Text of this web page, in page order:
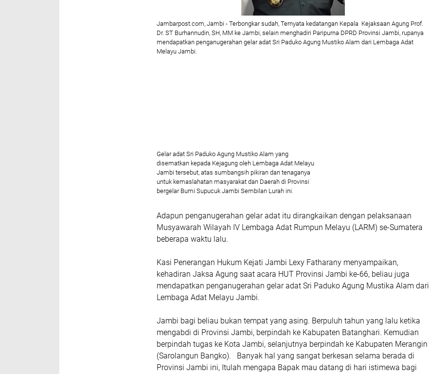
Jambarpost.com, Jambi - Terbongkar sudah, Ternyata kedatangan Kepala Kejaksaan Agung Prof.
Dr. ST Burhannudin, SH, MM ke Jambi, selain menghadiri Paripurna DPRD Provinsi Jambi, rupanya
mendapatkan penganugerahan gelar adat Sri Paduko Agung Mustiko Alam dari Lembaga Adat
Melayu Jambi.
Gelar adat Sri Paduko Agung Mustiko Alam yang
disematkan kepada Kejagung oleh Lembaga Adat Melayu
Jambi tersebut, atas sumbangsih pikiran dan tenaganya
untuk kemaslahatan masyarakat dan Daerah di Provinsi
bergelar Bumi Supucuk Jambi Sembilan Lurah ini.
Adapun penganugerahan gelar adat itu dirangkaikan dengan pelaksanaan
Musyawarah Wilayah IV Lembaga Adat Rumpun Melayu (LARM) se-Sumatera
beberapa waktu lalu.
Kasi Penerangan Hukum Kejati Jambi Lexy Fatharany menyampaikan,
kehadiran Jaksa Agung saat acara HUT Provinsi Jambi ke-66, beliau juga
mendapatkan penganugerahan gelar adat Sri Paduko Agung Mustika Alam dari
Lembaga Adat Melayu Jambi.
Jambi bagi beliau bukan tempat yang asing. Berpuluh tahun yang lalu ketika
mengabdi di Provinsi Jambi, berpindah ke Kabupaten Batanghari. Kemudian
berpindah tugas ke Kota Jambi, selanjutnya berpindah ke Kabupaten Merangin
(Sarolangun Bangko). Banyak hal yang sangat berkesan selama berada di
Provinsi Jambi ini, Itulah mengapa Bapak mau datang di hari istimewa bagi